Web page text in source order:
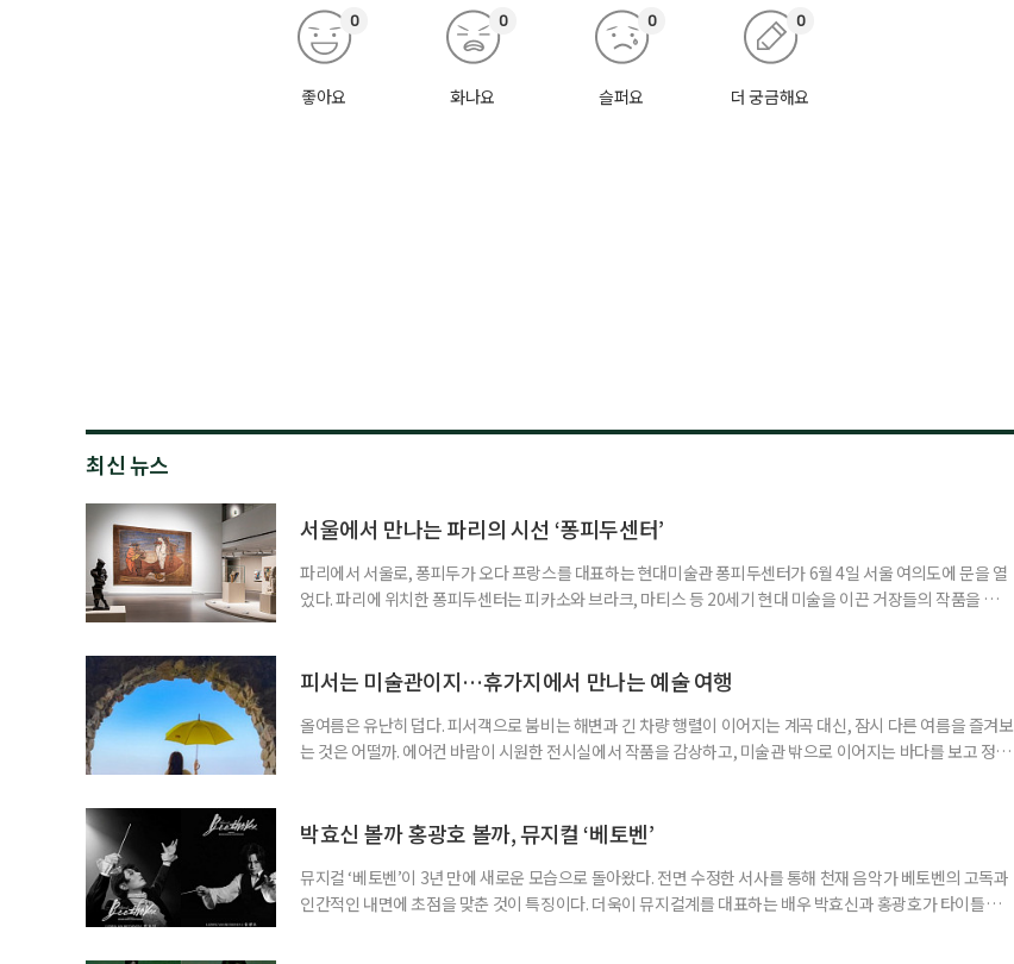
좋아요
0
화나요
0
슬퍼요
0
더 궁금해요
0
최신 뉴스
서울에서 만나는 파리의 시선 ‘퐁피두센터’
파리에서 서울로, 퐁피두가 오다 프랑스를 대표하는 현대미술관 퐁피두센터가 6월 4일 서울 여의도에 문을 열
었다. 파리에 위치한 퐁피두센터는 피카소와 브라크, 마티스 등 20세기 현대 미술을 이끈 거장들의 작품을 소장
로 마련된 전시 ‘큐비스트: 시각의 혁신가들’은 퐁피두센터 소장품을 중심으로 큐비즘이 태동한 1907년경부터
피서는 미술관이지…휴가지에서 만나는 예술 여행
올여름은 유난히 덥다. 피서객으로 붐비는 해변과 긴 차량 행렬이 이어지는 계곡 대신, 잠시 다른 여름을 즐겨보
는 것은 어떨까. 에어컨 바람이 시원한 전시실에서 작품을 감상하고, 미술관 밖으로 이어지는 바다를 보고 정원
드 강릉 여행을 계획하고 있다면 하슬라아트월드는 빼놓기 아쉬운 곳이다. ‘하슬라’는 고구려·신라시
박효신 볼까 홍광호 볼까, 뮤지컬 ‘베토벤’
뮤지컬 ‘베토벤’이 3년 만에 새로운 모습으로 돌아왔다. 전면 수정한 서사를 통해 천재 음악가 베토벤의 고독과
인간적인 내면에 초점을 맞춘 것이 특징이다. 더욱이 뮤지컬계를 대표하는 배우 박효신과 홍광호가 타이틀롤